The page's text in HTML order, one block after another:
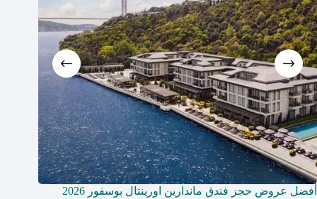
أفضل عروض حجز فندق ماندارين اورينتال بوسفور 2026